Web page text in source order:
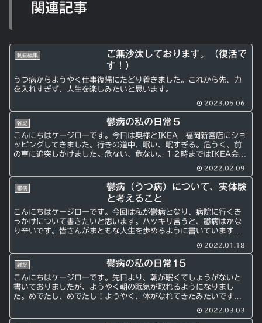
関連記事
動画編集
ご無沙汰しております。（復活で
す！）
うつ病からようやく仕事復帰にたどり着きました。これから先、力
を入れすぎず、人生を楽しみたいと思います。
2023.05.06
雑記 鬱病の私の日常５
こんにちはケージローです。今日は奥様とIKEA 福岡新宮店にショ
ッピングしてきました。行きの道中、眠い、眠すぎる。危うく、前
の車に追突しかけました。危ない、危ない。１２時まではIKEA会員
2022.02.09
鬱病
鬱病（うつ病）について、実体験
と考えること
こんにちはケージローです。今回は私が鬱病となり、病院に行くき
っかけについて書きたいと思います。ハッキリ言うと、鬱病はかな
り辛いです。皆さんがまともな人生を歩めるように書いています。
2022.01.18
雑記 鬱病の私の日常15
こんにちはケージローです。先日より、朝が眠くてしょうがないと
書いておりましたが、ようやく朝の眠気が取れるようになりまし
た。めでたし、めでたし！ようやく、体がなれてきたみたいです。
2022.03.03